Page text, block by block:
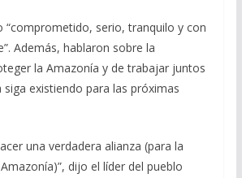
“comprometido, serio, tranquilo y con
Además, hablaron sobre la
la Amazonía y de trabajar juntos
siga existiendo para las próximas
una verdadera alianza (para la
dijo el líder del pueblo